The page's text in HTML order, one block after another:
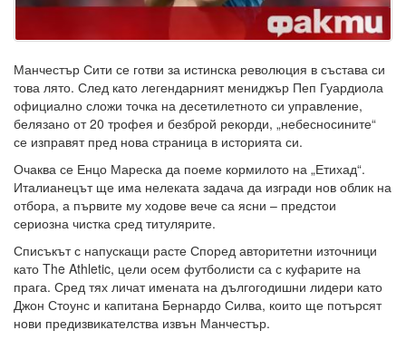
Манчестър Сити се готви за истинска революция в състава си
това лято. След като легендарният мениджър Пеп Гуардиола
официално сложи точка на десетилетното си управление,
белязано от 20 трофея и безброй рекорди, „небесносините“
се изправят пред нова страница в историята си.
Очаква се Енцо Мареска да поеме кормилото на „Етихад“.
Италианецът ще има нелеката задача да изгради нов облик на
отбора, а първите му ходове вече са ясни – предстои
сериозна чистка сред титулярите.
Списъкът с напускащи расте Според авторитетни източници
като The Athletic, цели осем футболисти са с куфарите на
прага. Сред тях личат имената на дългогодишни лидери като
Джон Стоунс и капитана Бернардо Силва, които ще потърсят
нови предизвикателства извън Манчестър.